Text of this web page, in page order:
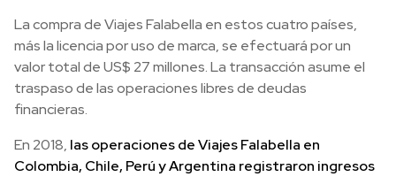
La compra de Viajes Falabella en estos cuatro países,
más la licencia por uso de marca, se efectuará por un
valor total de US$ 27 millones. La transacción asume el
traspaso de las operaciones libres de deudas
financieras.
En 2018, las operaciones de Viajes Falabella en
Colombia, Chile, Perú y Argentina registraron ingresos